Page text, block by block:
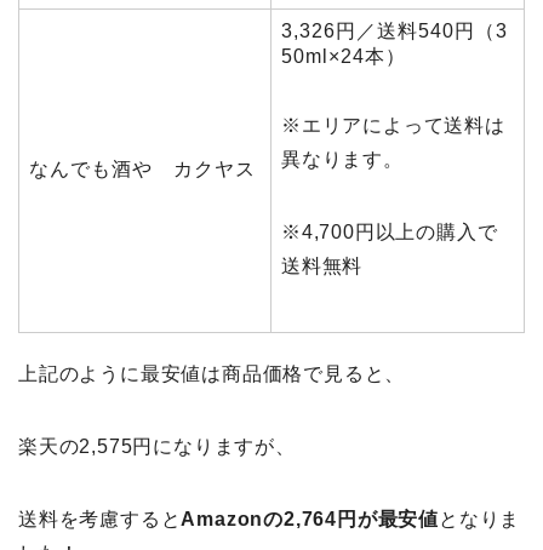
なんでも酒や カクヤス
3,326円／送料540円（3
50ml×24本）
※エリアによって送料は
異なります。
※4,700円以上の購入で
送料無料
上記のように最安値は商品価格で見ると、
楽天の2,575円になりますが、
送料を考慮すると Amazonの2,764円が最安値となりま